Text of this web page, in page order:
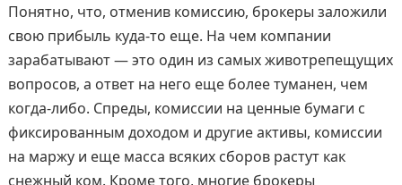
Понятно, что, отменив комиссию, брокеры заложили
свою прибыль куда-то еще. На чем компании
зарабатывают — это один из самых животрепещущих
вопросов, а ответ на него еще более туманен, чем
когда-либо. Спреды, комиссии на ценные бумаги с
фиксированным доходом и другие активы, комиссии
на маржу и еще масса всяких сборов растут как
снежный ком. Кроме того, многие брокеры